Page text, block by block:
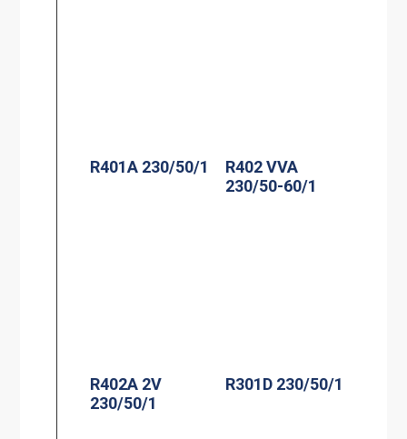
R401A 230/50/1
R402 VVA
230/50-60/1
R402A 2V
230/50/1
R301D 230/50/1